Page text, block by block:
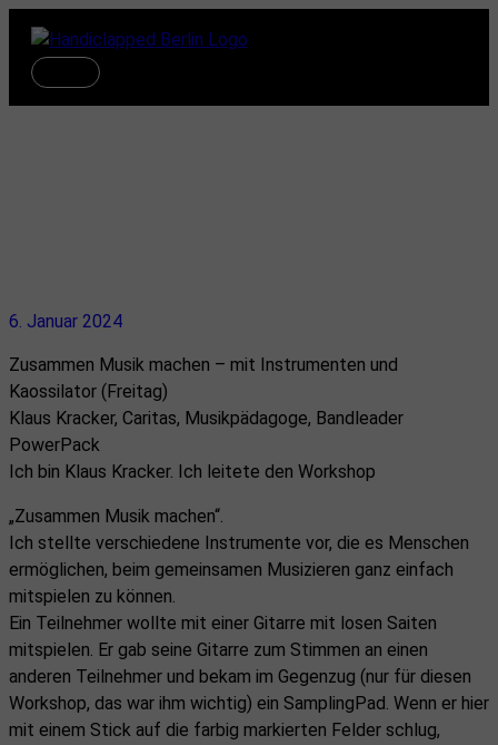
Inhalt
springen
Hauptmenü
6. Januar 2024
Zusammen Musik machen – mit Instrumenten und
Kaossilator (Freitag)
Klaus Kracker, Caritas, Musikpädagoge, Bandleader
PowerPack
Ich bin Klaus Kracker. Ich leitete den Workshop
„Zusammen Musik machen“.
Ich stellte verschiedene Instrumente vor, die es Menschen
ermöglichen, beim gemeinsamen Musizieren ganz einfach
mitspielen zu können.
Ein Teilnehmer wollte mit einer Gitarre mit losen Saiten
mitspielen. Er gab seine Gitarre zum Stimmen an einen
anderen Teilnehmer und bekam im Gegenzug (nur für diesen
Workshop, das war ihm wichtig) ein SamplingPad. Wenn er hier
mit einem Stick auf die farbig markierten Felder schlug,